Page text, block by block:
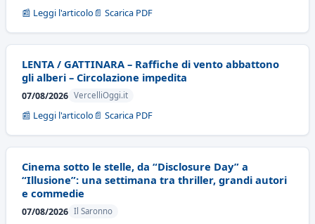
📰 Leggi l'articolo 📄 Scarica PDF
LENTA / GATTINARA – Raffiche di vento abbattono
gli alberi – Circolazione impedita
07/08/2026 VercelliOggi.it
📰 Leggi l'articolo 📄 Scarica PDF
Cinema sotto le stelle, da “Disclosure Day” a
“Illusione”: una settimana tra thriller, grandi autori
e commedie
07/08/2026 Il Saronno